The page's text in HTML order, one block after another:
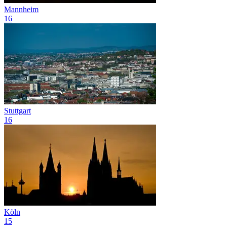
Mannheim
16
Stuttgart
16
Köln
15